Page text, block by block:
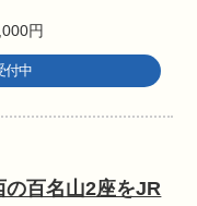
円
付中
百名山2座をJR